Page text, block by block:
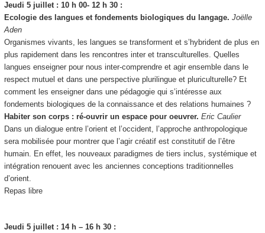
Jeudi 5 juillet : 10 h 00- 12 h 30 :
Ecologie des langues et fondements biologiques du langage. Joëlle
Aden
Organismes vivants, les langues se transforment et s’hybrident de plus en
plus rapidement dans les rencontres inter et transculturelles. Quelles
langues enseigner pour nous inter-comprendre et agir ensemble dans le
respect mutuel et dans une perspective plurilingue et pluriculturelle? Et
comment les enseigner dans une pédagogie qui s’intéresse aux
fondements biologiques de la connaissance et des relations humaines ?
Habiter son corps : ré-ouvrir un espace pour oeuvrer. Eric Caulier
Dans un dialogue entre l’orient et l’occident, l’approche anthropologique
sera mobilisée pour montrer que l’agir créatif est constitutif de l’être
humain. En effet, les nouveaux paradigmes de tiers inclus, systémique et
intégration renouent avec les anciennes conceptions traditionnelles
d’orient.
Repas libre
Jeudi 5 juillet : 14 h – 16 h 30 :